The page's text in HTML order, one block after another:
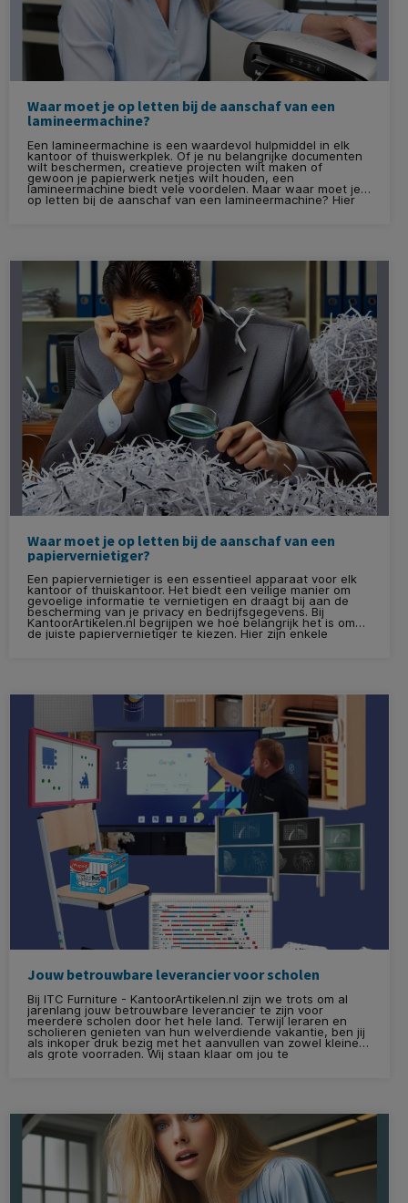
Waar moet je op letten bij de aanschaf van een
lamineermachine?
Een lamineermachine is een waardevol hulpmiddel in elk
kantoor of thuiswerkplek. Of je nu belangrijke documenten
wilt beschermen, creatieve projecten wilt maken of
gewoon je papierwerk netjes wilt houden, een
lamineermachine biedt vele voordelen. Maar waar moet je
op letten bij de aanschaf van een lamineermachine? Hier
zijn enkele essentiële factoren om in overweging te nemen.
Waar moet je op letten bij de aanschaf van een
papiervernietiger?
Een papiervernietiger is een essentieel apparaat voor elk
kantoor of thuiskantoor. Het biedt een veilige manier om
gevoelige informatie te vernietigen en draagt bij aan de
bescherming van je privacy en bedrijfsgegevens. Bij
KantoorArtikelen.nl begrijpen we hoe belangrijk het is om
de juiste papiervernietiger te kiezen. Hier zijn enkele
cruciale punten om op te letten bij de aanschaf van een
Jouw betrouwbare leverancier voor scholen
Bij ITC Furniture - KantoorArtikelen.nl zijn we trots om al
jarenlang jouw betrouwbare leverancier te zijn voor
meerdere scholen door het hele land. Terwijl leraren en
scholieren genieten van hun welverdiende vakantie, ben jij
als inkoper druk bezig met het aanvullen van zowel kleine
als grote voorraden. Wij staan klaar om jou te
ondersteunen bij alles wat je nodig hebt, van kleine